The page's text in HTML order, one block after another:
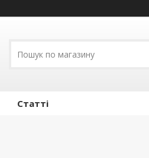
Статті